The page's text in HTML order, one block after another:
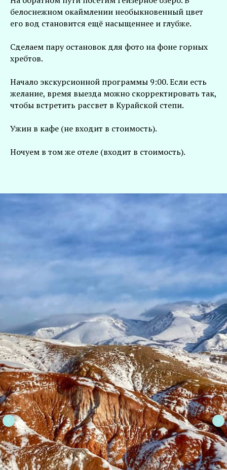
белоснежном окаймлении необыкновенный цвет
его вод становится ещё насыщеннее и глубже.
Сделаем пару остановок для фото на фоне горных
хребтов.
Начало экскурсионной программы 9:00. Если есть
желание, время выезда можно скорректировать так,
чтобы встретить рассвет в Курайской степи.
Ужин в кафе (не входит в стоимость).
Ночуем в том же отеле (входит в стоимость).